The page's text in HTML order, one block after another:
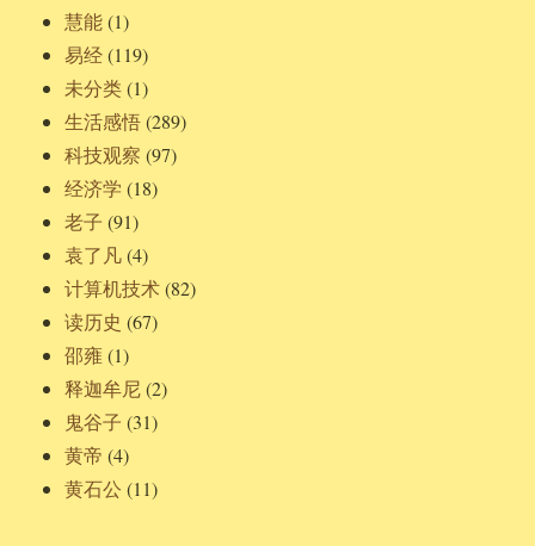
慧能(1)
易经(119)
未分类(1)
生活感悟(289)
科技观察 (97)
经济学 (18)
老子 (91)
袁了凡(4)
计算机技术(82)
读历史 (67)
邵雍 (1)
释迦牟尼(2)
鬼谷子 (31)
黄帝 (4)
黄石公 (11)